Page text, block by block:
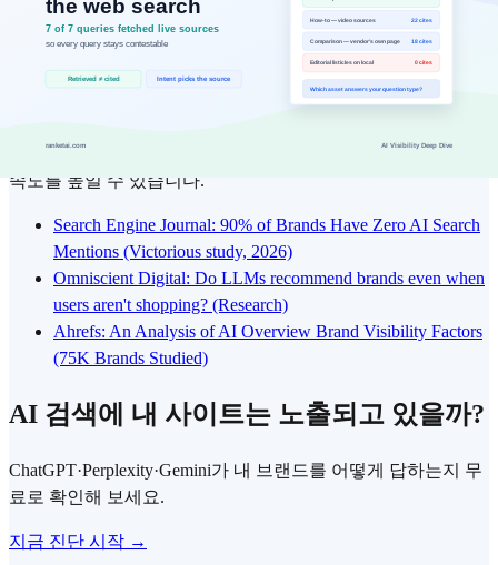
(75K Brands, 2026)
외부 인용 링크
다. 항목별 원문 맥락을 확인하면 해석 차이를 줄이고 재검증
속도를 높일 수 있습니다.
Search Engine Journal: 90% of Brands Have Zero AI Search
Mentions (Victorious study, 2026)
Omniscient Digital: Do LLMs recommend brands even when
users aren't shopping? (Research)
Ahrefs: An Analysis of AI Overview Brand Visibility Factors
(75K Brands Studied)
AI 검색에 내 사이트는 노출되고 있을까?
ChatGPT·Perplexity·Gemini가 내 브랜드를 어떻게 답하는지 무
료로 확인해 보세요.
지금 진단 시작 →